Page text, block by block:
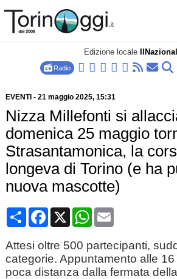
Edizione locale
Radio
EVENTI - 21 maggio 2025, 15:31
Nizza Millefonti si
domenica 25 maggio
Strasantamonica, la
longeva di Torino (e ha
nuova mascotte)
CondividiFacebook
X WhatsApp
Email
Attesi oltre 500 partecipanti,
categorie. Appuntamento alle
poca distanza dalla fermata